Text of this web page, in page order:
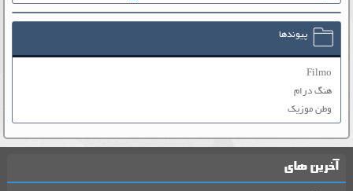
پیوندها
Filmo
هنگ درام
وطن موزیک
آخرین های